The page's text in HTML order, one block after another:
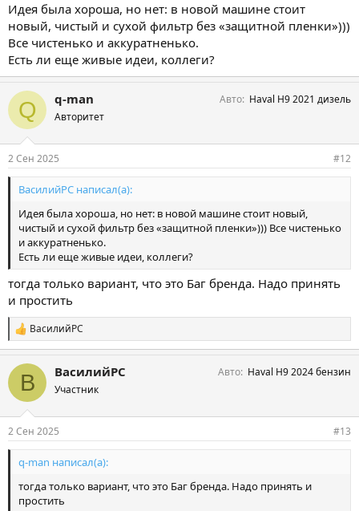
Идея была хороша, но нет: в новой машине стоит
новый, чистый и сухой фильтр без «защитной пленки»)))
Все чистенько и аккуратненько.
Есть ли еще живые идеи, коллеги?
Q q-man
Авторитет
Авто Haval H9 2021 дизель
2 Сен 2025 #12
ВасилийРС написал(а):
Идея была хороша, но нет: в новой машине стоит новый,
чистый и сухой фильтр без «защитной пленки»))) Все чистенько
и аккуратненько.
Есть ли еще живые идеи, коллеги?
тогда только вариант, что это Баг бренда. Надо принять
и простить
С
и
п
т
ВасилийРС
В ВасилийРС
Участник
Авто Haval H9 2024 бензин
2 Сен 2025 #13
q-man написал(а):
тогда только вариант, что это Баг бренда. Надо принять и
простить